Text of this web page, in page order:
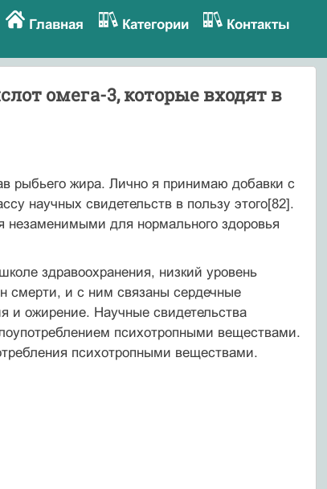
Главная Категории Контакты
омега-3, которые входят в
рыбьего жира. Лично я принимаю добавки с
научных свидетельств в пользу этого[82].
незаменимыми для нормального здоровья
здравоохранения, низкий уровень
смерти, и с ним связаны сердечные
и ожирение. Научные свидетельства
психотропными веществами.
психотропными веществами.